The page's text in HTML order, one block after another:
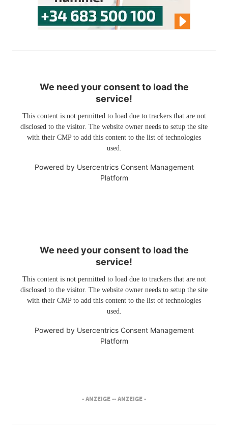
We need your consent to load the
service!
This content is not permitted to load due to trackers that are not
disclosed to the visitor. The website owner needs to setup the site
with their CMP to add this content to the list of technologies
used.
Powered by Usercentrics Consent Management
Platform
We need your consent to load the
service!
This content is not permitted to load due to trackers that are not
disclosed to the visitor. The website owner needs to setup the site
with their CMP to add this content to the list of technologies
used.
Powered by Usercentrics Consent Management
Platform
- ANZEIGE -- ANZEIGE -